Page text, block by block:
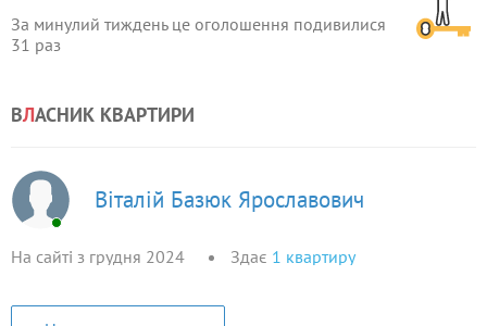
За минулий тиждень це оголошення подивилися
31 раз
ВЛАСНИК КВАРТИРИ
Віталій Базюк Ярославович
На сайті з грудня 2024 Здає 1 квартиру